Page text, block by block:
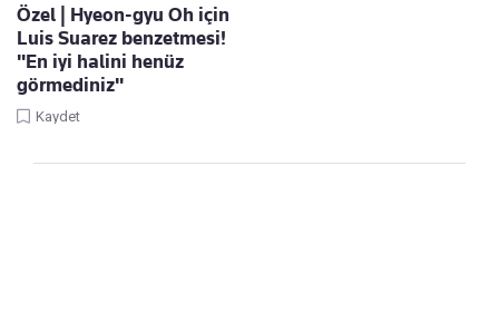
Özel | Hyeon-gyu Oh için
Luis Suarez benzetmesi!
"En iyi halini henüz
görmediniz"
Kaydet